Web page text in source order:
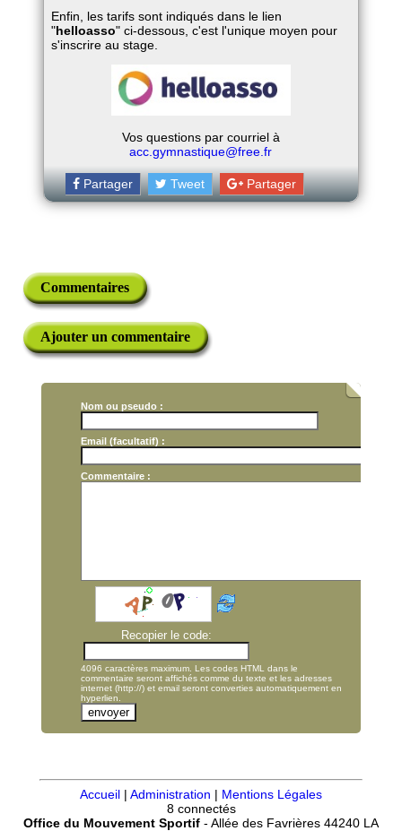
Enfin, les tarifs sont indiqués dans le lien
"helloasso" ci-dessous, c'est l'unique moyen pour
s'inscrire au stage.
Vos questions par courriel à
acc.gymnastique@free.fr
Partager Tweet Partager
Commentaires
Ajouter un commentaire
Nom ou pseudo :
Email (facultatif) :
Commentaire :
Recopier le code:
4096 caractères maximum. Les codes HTML dans le
commentaire seront affichés comme du texte et les adresses
internet (http://) et email seront converties automatiquement en
hyperlien.
Accueil | Administration | Mentions Légales
8 connectés
Office du Mouvement Sportif - Allée des Favrières 44240 LA